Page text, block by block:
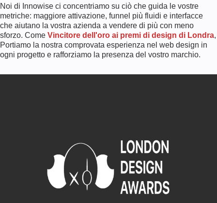
Noi di Innowise ci concentriamo su ciò che guida le vostre
metriche: maggiore attivazione, funnel più fluidi e interfacce
che aiutano la vostra azienda a vendere di più con meno
sforzo. Come Vincitore dell'oro ai premi di design di Londra,
Portiamo la nostra comprovata esperienza nel web design in
ogni progetto e rafforziamo la presenza del vostro marchio.